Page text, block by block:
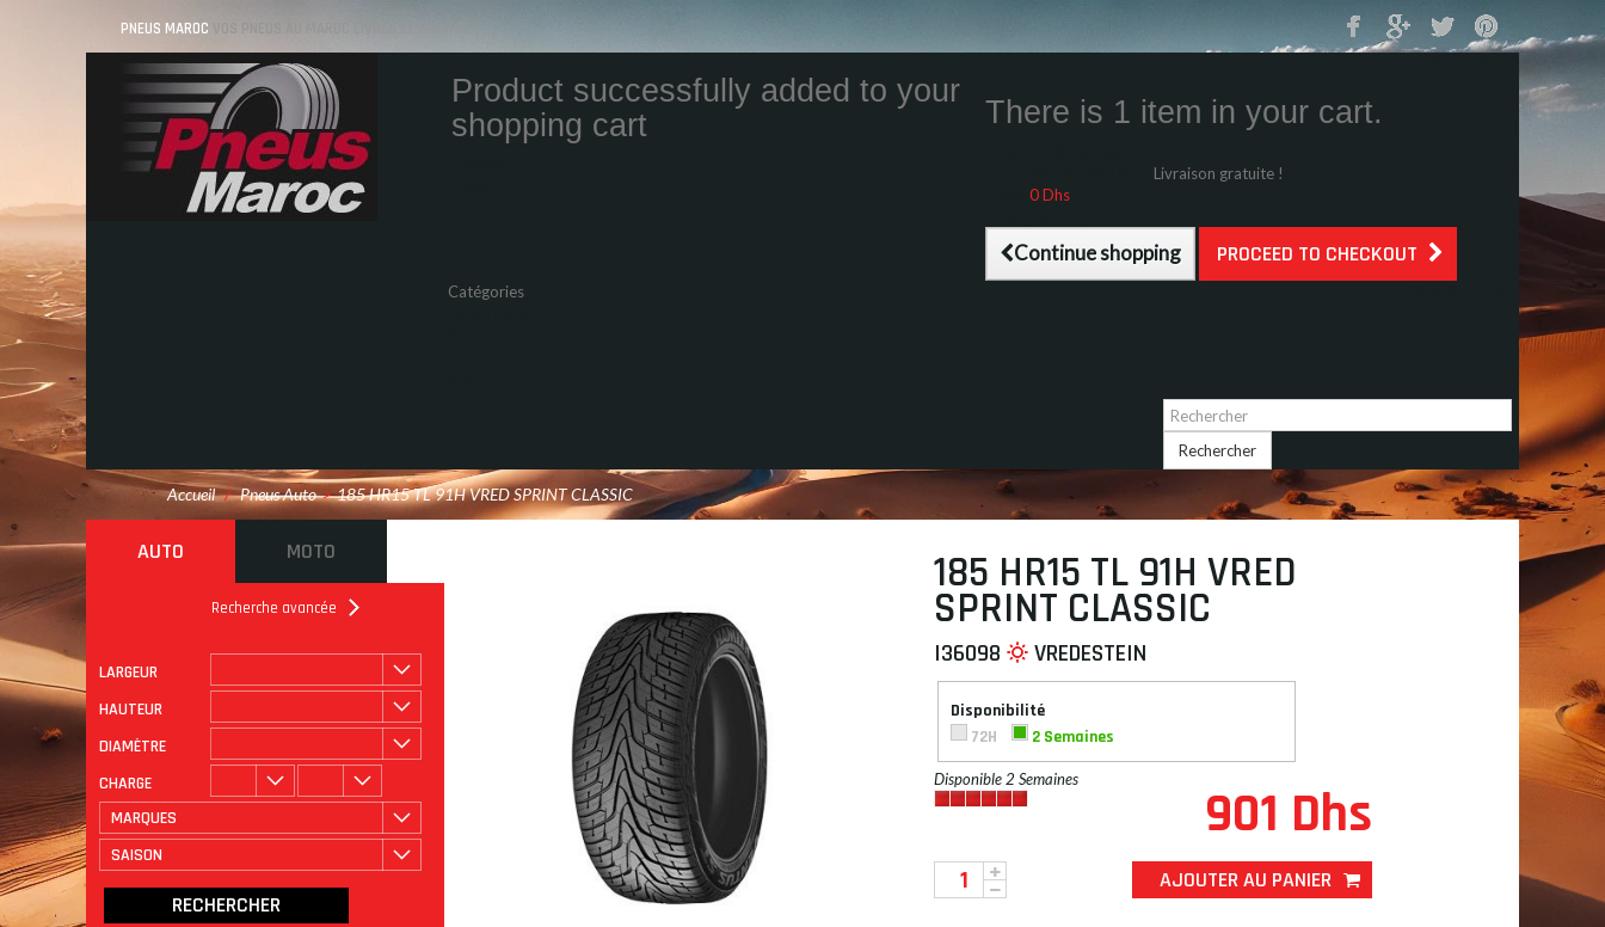
PNEUS MAROC VOS PNEUS AU MAROC LIVRÉS ET MONTÉS
Product successfully added to your
shopping cart
There is 1 item in your cart.
Livraison gratuite !
0 Dhs
Continue shopping PROCEED TO CHECKOUT
Catégories
Rechercher
Accueil / Pneus Auto > 185 HR15 TL 91H VRED SPRINT CLASSIC
AUTO MOTO
Recherche avancée
LARGEUR
HAUTEUR
DIAMÈTRE
CHARGE
MARQUES
SAISON
ROULAGE À PLAT
185 HR15 TL 91H VRED
SPRINT CLASSIC
I36098 VREDESTEIN
Disponibilité
72H
2 Semaines
Disponible 2 Semaines
901 Dhs
AJOUTER AU PANIER